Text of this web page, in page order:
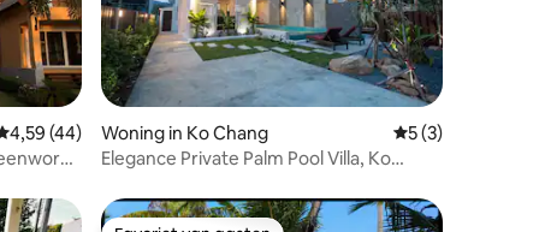
beoordeling van 4,59 uit 5, 44 recensies
4,59 (44)
Woning in Ko Chang Gemiddelde
5 (3)
Elegance Private Palm Pool Villa, Ko